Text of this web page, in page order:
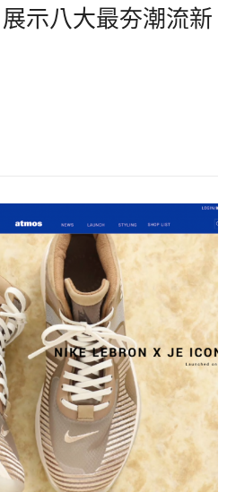
示八大最夯潮流新